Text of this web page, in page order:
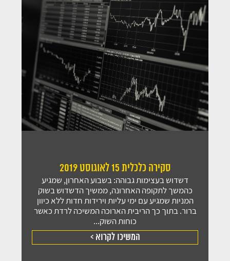
סקירה כלכלית 15 לאוגוסט 2019
דשדוש בעצימות גבוהה: בשבוע האחרון, שמגיע
כהמשך לתקופה האחרונה, ממשיך הדשדוש בשוק
המניות שמגיע עם ימי עליות וירידות חדות ללא כיוון
ברור. בתוך כך הריבית הארוכה המשיכה לרדת כאשר
כוחות השוק...
המשיכו לקרוא >